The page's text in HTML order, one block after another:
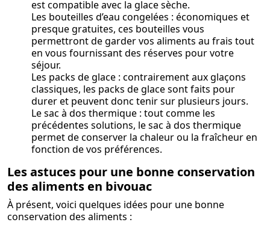
est compatible avec la glace sèche.
Les bouteilles d’eau congelées : économiques et
presque gratuites, ces bouteilles vous
permettront de garder vos aliments au frais tout
en vous fournissant des réserves pour votre
séjour.
Les packs de glace : contrairement aux glaçons
classiques, les packs de glace sont faits pour
durer et peuvent donc tenir sur plusieurs jours.
Le sac à dos thermique : tout comme les
précédentes solutions, le sac à dos thermique
permet de conserver la chaleur ou la fraîcheur en
fonction de vos préférences.
Les astuces pour une bonne conservation
des aliments en bivouac
À présent, voici quelques idées pour une bonne
conservation des aliments :